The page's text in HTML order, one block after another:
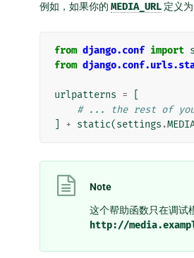
例如，如果你的 MEDIA_URL 定义为
from django.conf import
from
urlpatterns =
# ... the rest of
+ static(settings .
Note
这个帮助函数只在调试
http://